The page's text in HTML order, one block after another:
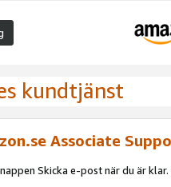
kundtjänst
Associate
Skicka e-post när du är klar.